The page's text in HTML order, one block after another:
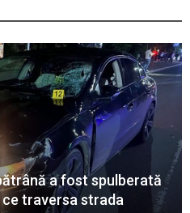
a fost spulberată
traversa strada